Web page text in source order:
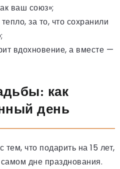
ваш союз»;
за то, что сохранили
вдохновение, а вместе —
как
день
тем, что подарить на 15 лет,
дне празднования.